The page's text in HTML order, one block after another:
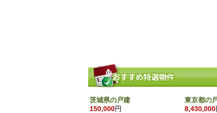
茨城県の戸建
150,000円
東京都の
8,430,000